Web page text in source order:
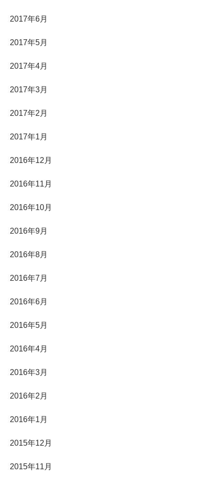
2017年6月
2017年5月
2017年4月
2017年3月
2017年2月
2017年1月
2016年12月
2016年11月
2016年10月
2016年9月
2016年8月
2016年7月
2016年6月
2016年5月
2016年4月
2016年3月
2016年2月
2016年1月
2015年12月
2015年11月